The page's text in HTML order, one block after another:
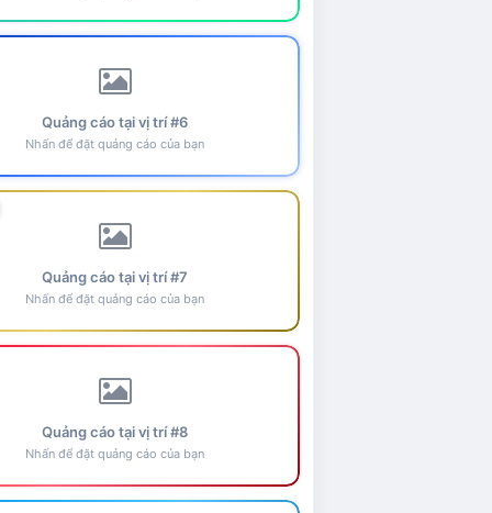
Quảng cáo tại vị trí #6
Nhấn để đặt quảng cáo của bạn
Quảng cáo tại vị trí #7
Nhấn để đặt quảng cáo của bạn
Quảng cáo tại vị trí #8
Nhấn để đặt quảng cáo của bạn